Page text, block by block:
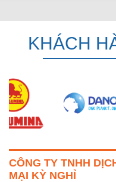
KHÁCH
CÔNG TY TNHH
MẠI KỲ NGHỈ